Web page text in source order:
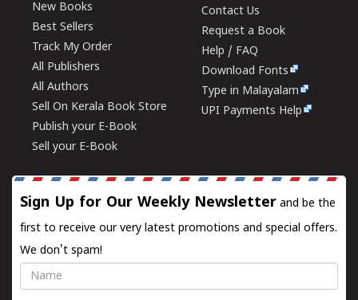
New Books
Best Sellers
Track My Order
All Publishers
All Authors
Sell On Kerala Book Store
Publish your E-Book
Sell your E-Book
Contact Us
Request a Book
Help / FAQ
Download Fonts
Type in Malayalam
UPI Payments Help
Sign Up for Our Weekly Newsletter and be the
first to receive our very latest promotions and special offers.
We don't spam!
Name